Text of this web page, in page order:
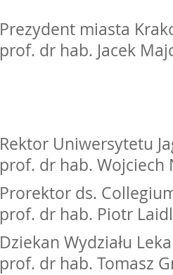
Prezydent miasta
prof. dr hab. Jacek
Rektor Uniwersytetu
prof. dr hab. Wojciech
Prorektor ds.
prof. dr hab. Piotr
Dziekan Wydziału
prof. dr hab. Tomasz